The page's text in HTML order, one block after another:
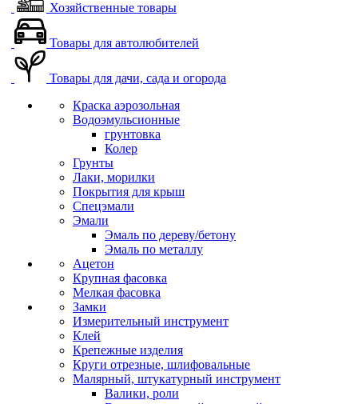
Хозяйственные товары
Товары для автолюбителей
Товары для дачи, сада и огорода
Краска аэрозольная
Водоэмульсионные
грунтовка
Колер
Грунты
Лаки, морилки
Покрытия для крыш
Спецэмали
Эмали
Эмаль по дереву/бетону
Эмаль по металлу
Ацетон
Крупная фасовка
Мелкая фасовка
Замки
Измерительный инструмент
Клей
Крепежные изделия
Круги отрезные, шлифовальные
Малярный, штукатурный инструмент
Валики, роли